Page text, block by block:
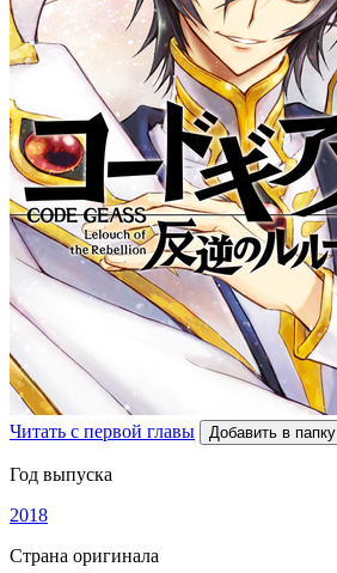
Читать с первой главы Добавить в папку
Год выпуска
2018
Страна оригинала